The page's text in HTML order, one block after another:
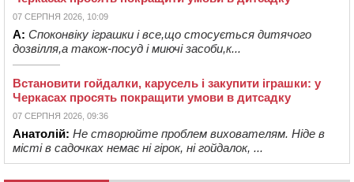
07 СЕРПНЯ 2026, 10:09
А: Споконвіку іграшки і все,що стосується дитячого
дозвілля,а також-посуд і миючі засоби,к...
Встановити гойдалки, карусель і закупити іграшки: у
Черкасах просять покращити умови в дитсадку
07 СЕРПНЯ 2026, 09:36
Анатолій: Не створюйте проблем вихователям. Ніде в
місті в садочках немає ні гірок, ні гойдалок, ...